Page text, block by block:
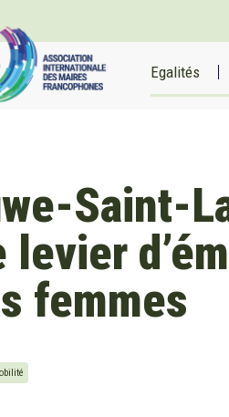
Egalités
Saint-
levier
femmes